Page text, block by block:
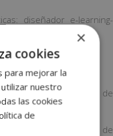
diseñador e-learning-
junio hasta el 31 de julio de
de la candidatura: 31 de
×
cookies
para mejorar la
nuestro
las cookies
de